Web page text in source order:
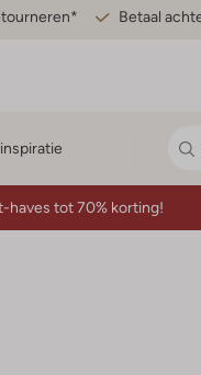
Betaal
haves tot 70% korting!